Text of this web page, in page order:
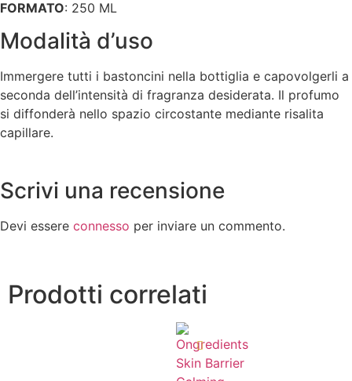
FORMATO: 250 ML
Modalità d’uso
Immergere tutti i bastoncini nella bottiglia e capovolgerli a
seconda dell’intensità di fragranza desiderata. Il profumo
si diffonderà nello spazio circostante mediante risalita
capillare.
Scrivi una recensione
Devi essere connesso per inviare un commento.
Prodotti correlati